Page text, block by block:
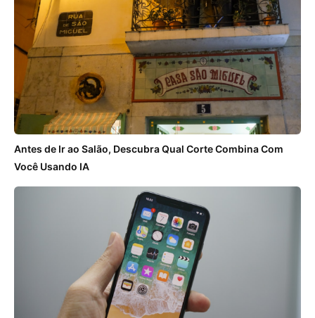
Antes de Ir ao Salão, Descubra Qual Corte Combina Com
Você Usando IA